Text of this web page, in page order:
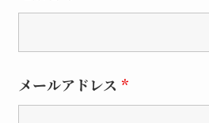
メールアドレス *